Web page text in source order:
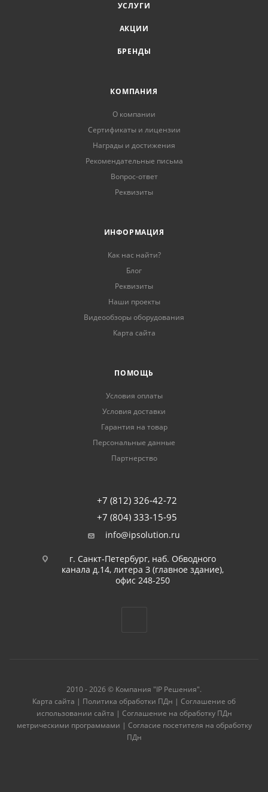
УСЛУГИ
АКЦИИ
БРЕНДЫ
КОМПАНИЯ
О компании
Сертификаты и лицензии
Награды и достижения
Рекомендательные письма
Вопрос-ответ
Реквизиты
ИНФОРМАЦИЯ
Как нас найти?
Блог
Реквизиты
Наши проекты
Видеообзоры оборудования
Карта сайта
ПОМОЩЬ
Условия оплаты
Условия доставки
Гарантия на товар
Персональные данные
Партнерство
+7 (812) 326-42-72
+7 (804) 333-15-95
info@ipsolution.ru
г. Санкт-Петербург, наб. Обводного
канала д.14, литера З (главное здание),
офис 248-250
2010 - 2026 © Компания "IP Решения".
Карта сайта | Политика обработки ПДн | Соглашение об
использовании сайта | Соглашение на обработку ПДн
метрическими программами | Согласие посетителя на обработку
ПДн